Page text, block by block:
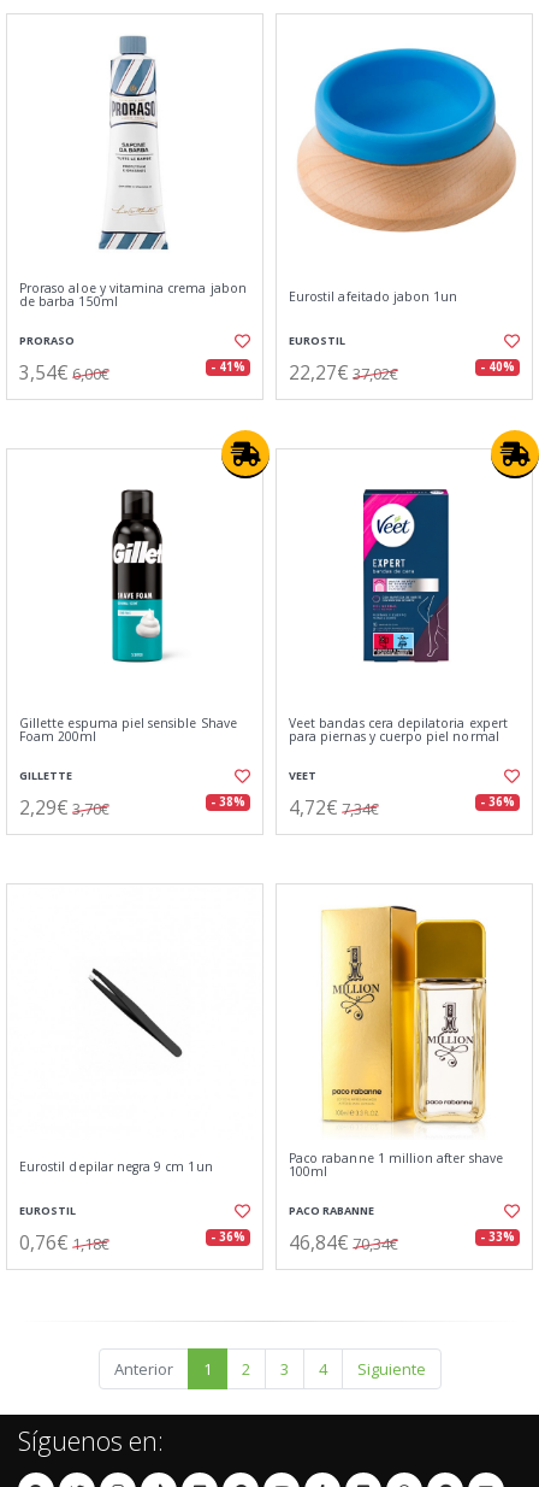
Proraso aloe y vitamina crema jabon
de barba 150ml
PRORASO
3,54€ 6,00€ - 41%
Eurostil afeitado jabon 1un
EUROSTIL
22,27€ 37,02€ - 40%
Gillette espuma piel sensible Shave
Foam 200ml
GILLETTE
2,29€ 3,70€ - 38%
Veet bandas cera depilatoria expert
para piernas y cuerpo piel normal
VEET
4,72€ 7,34€ - 36%
Eurostil depilar negra 9 cm 1un
EUROSTIL
0,76€ 1,18€ - 36%
Paco rabanne 1 million after shave
100ml
PACO RABANNE
46,84€ 70,34€ - 33%
Anterior 1 2 3 4 Siguiente
Síguenos en: